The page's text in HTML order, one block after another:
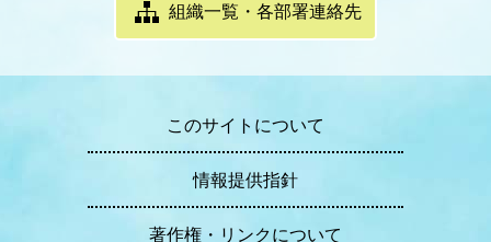
組織一覧・各部署連絡先
このサイトについて
情報提供指針
著作権・リンクについて